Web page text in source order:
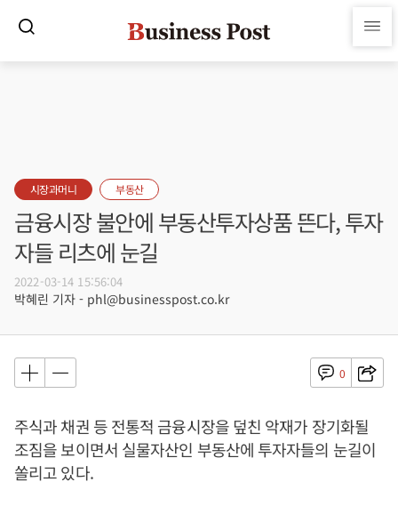
시장과머니 부동산
금융시장 불안에 부동산투자상품 뜬다, 투자
자들 리츠에 눈길
2022-03-14 15:56:04
박혜린 기자 - phl@businesspost.co.kr
0
주식과 채권 등 전통적 금융시장을 덮친 악재가 장기화될
조짐을 보이면서 실물자산인 부동산에 투자자들의 눈길이
쏠리고 있다.